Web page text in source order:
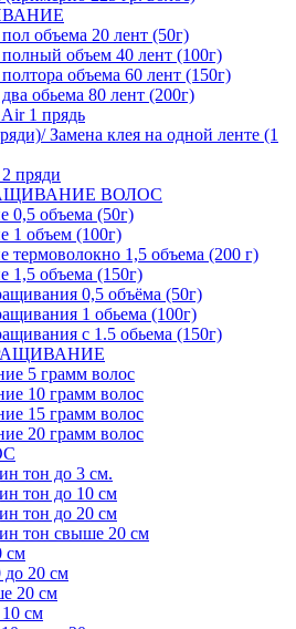
объема 20 лент (50г)
объем 40 лент (100г)
объема 60 лент (150г)
обьема 80 лент (200г)
1 прядь
Замена клея на одной ленте (1
пряди
ВОЛОС
0,5 объема (50г)
1 объем (100г)
термоволокно 1,5 объема (200 г)
1,5 объема (150г)
0,5 объёма (50г)
1 обьема (100г)
с 1.5 обьема (150г)
5 грамм волос
10 грамм волос
15 грамм волос
20 грамм волос
тон до 3 см.
тон до 10 см
тон до 20 см
тон свыше 20 см
см
до 20 см
20 см
см